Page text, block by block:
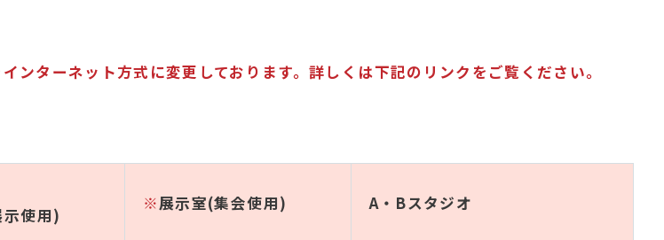
ターネット方式に変更しております。詳しくは下記のリンクをご覧ください。
使用)
※展示室(集会使用) A・Bスタジオ